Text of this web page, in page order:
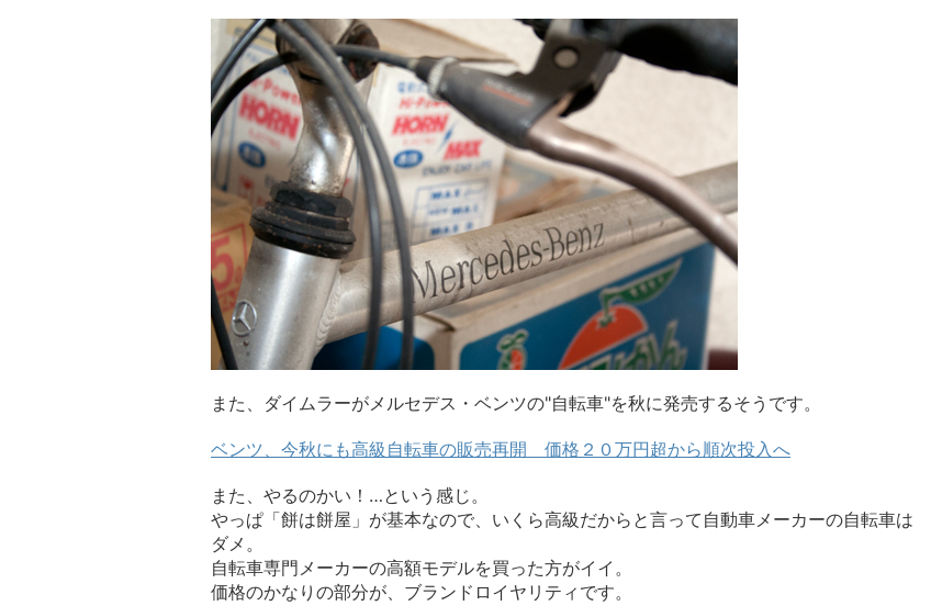
また、ダイムラーがメルセデス・ベンツの"自転車"を秋に発売するそうです。
ベンツ、今秋にも高級自転車の販売再開 価格２０万円超から順次投入へ
また、やるのかい！…という感じ。
やっぱ「餅は餅屋」が基本なので、いくら高級だからと言って自動車メーカーの自転車は
ダメ。
自転車専門メーカーの高額モデルを買った方がイイ。
価格のかなりの部分が、ブランドロイヤリティです。